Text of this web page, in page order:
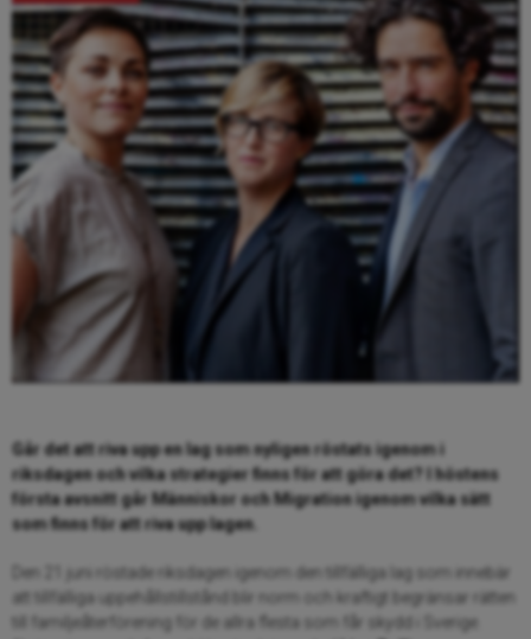
Går det att riva upp en lag som nyligen röstats igenom i
riksdagen och vilka strategier finns för att göra det? I höstens
första avsnitt går Människor och Migration igenom vilka sätt
som finns för att riva upp lagen.
Den 21 juni röstade riksdagen igenom den tillfälliga lag som innebär
att tillfälliga uppehållstillstånd blir norm och kraftigt begränsar rätten
till familjeåterförening för de allra flesta som får skydd i Sverige.